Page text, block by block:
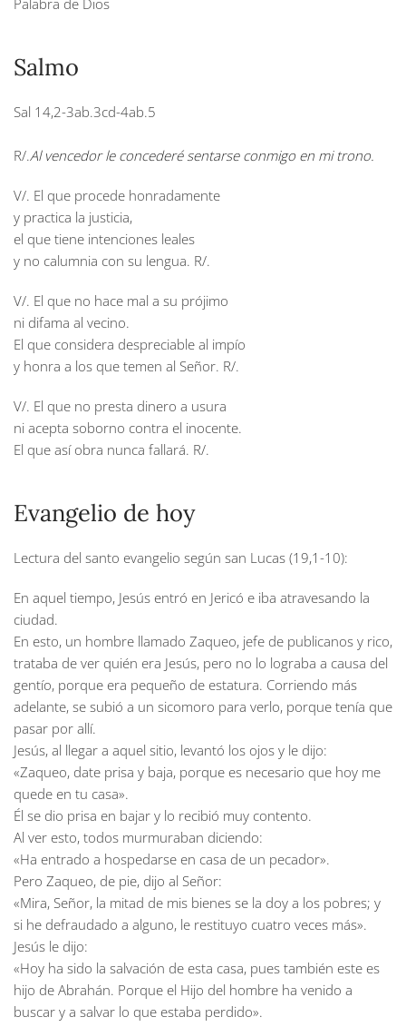
Palabra de Dios
Salmo
Sal 14,2-3ab.3cd-4ab.5
R/.Al vencedor le concederé sentarse conmigo en mi trono.
V/. El que procede honradamente
y practica la justicia,
el que tiene intenciones leales
y no calumnia con su lengua. R/.
V/. El que no hace mal a su prójimo
ni difama al vecino.
El que considera despreciable al impío
y honra a los que temen al Señor. R/.
V/. El que no presta dinero a usura
ni acepta soborno contra el inocente.
El que así obra nunca fallará. R/.
Evangelio de hoy
Lectura del santo evangelio según san Lucas (19,1-10):
En aquel tiempo, Jesús entró en Jericó e iba atravesando la
ciudad.
En esto, un hombre llamado Zaqueo, jefe de publicanos y rico,
trataba de ver quién era Jesús, pero no lo lograba a causa del
gentío, porque era pequeño de estatura. Corriendo más
adelante, se subió a un sicomoro para verlo, porque tenía que
pasar por allí.
Jesús, al llegar a aquel sitio, levantó los ojos y le dijo:
«Zaqueo, date prisa y baja, porque es necesario que hoy me
quede en tu casa».
Él se dio prisa en bajar y lo recibió muy contento.
Al ver esto, todos murmuraban diciendo:
«Ha entrado a hospedarse en casa de un pecador».
Pero Zaqueo, de pie, dijo al Señor:
«Mira, Señor, la mitad de mis bienes se la doy a los pobres; y
si he defraudado a alguno, le restituyo cuatro veces más».
Jesús le dijo:
«Hoy ha sido la salvación de esta casa, pues también este es
hijo de Abrahán. Porque el Hijo del hombre ha venido a
buscar y a salvar lo que estaba perdido».